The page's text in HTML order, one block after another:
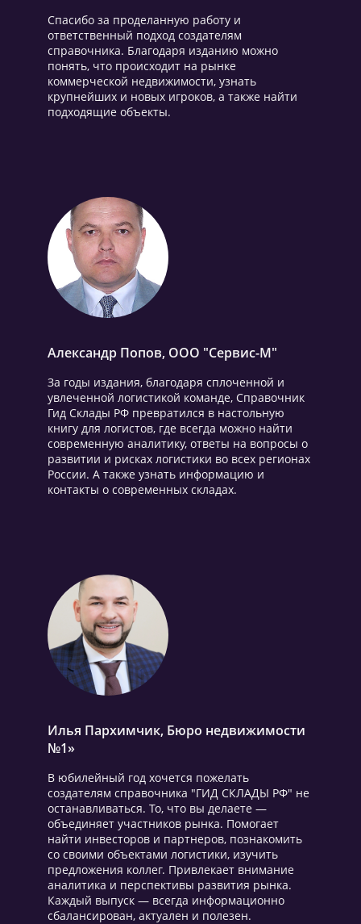
Спасибо за проделанную работу и
ответственный подход создателям
справочника. Благодаря изданию можно
понять, что происходит на рынке
коммерческой недвижимости, узнать
крупнейших и новых игроков, а также найти
подходящие объекты.
Александр Попов, ООО "Сервис-М"
За годы издания, благодаря сплоченной и
увлеченной логистикой команде, Справочник
Гид Склады РФ превратился в настольную
книгу для логистов, где всегда можно найти
современную аналитику, ответы на вопросы о
развитии и рисках логистики во всех регионах
России. А также узнать информацию и
контакты о современных складах.
Илья Пархимчик, Бюро недвижимости
№1»
В юбилейный год хочется пожелать
создателям справочника "ГИД СКЛАДЫ РФ" не
останавливаться. То, что вы делаете —
объединяет участников рынка. Помогает
найти инвесторов и партнеров, познакомить
со своими объектами логистики, изучить
предложения коллег. Привлекает внимание
аналитика и перспективы развития рынка.
Каждый выпуск — всегда информационно
сбалансирован, актуален и полезен.